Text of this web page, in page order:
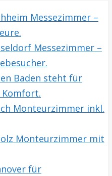
Messezimmer –
Messezimmer –
Baden steht für
Monteurzimmer inkl.
Monteurzimmer mit
für